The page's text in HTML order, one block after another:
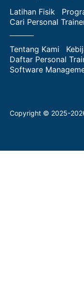
Latihan Fisik
Cari Personal
Tentang Kami
Daftar Personal
Software
Copyright © 2025-